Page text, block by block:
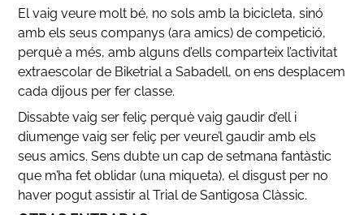
El vaig veure molt bé, no sols amb la bicicleta, sinó
amb els seus companys (ara amics) de competició,
perquè a més, amb alguns d’ells comparteix l’activitat
extraescolar de Biketrial a Sabadell, on ens desplacem
cada dijous per fer classe.
Dissabte vaig ser feliç perquè vaig gaudir d’ell i
diumenge vaig ser feliç per veure’l gaudir amb els
seus amics. Sens dubte un cap de setmana fantàstic
que m’ha fet oblidar (una miqueta), el disgust per no
haver pogut assistir al Trial de Santigosa Clàssic.